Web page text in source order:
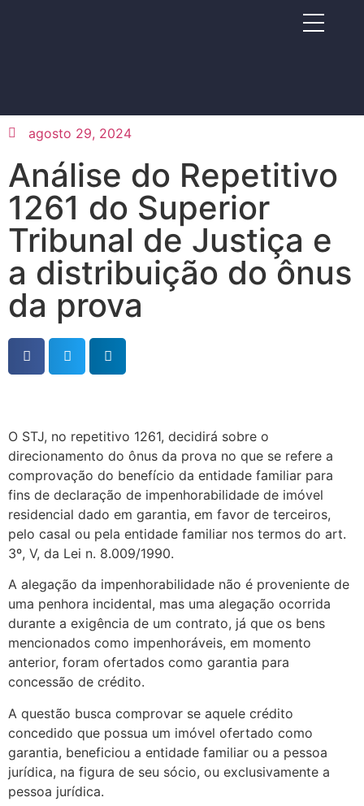
agosto 29, 2024
Análise do Repetitivo
1261 do Superior
Tribunal de Justiça e
a distribuição do ônus
da prova
O STJ, no repetitivo 1261, decidirá sobre o
direcionamento do ônus da prova no que se refere a
comprovação do benefício da entidade familiar para
fins de declaração de impenhorabilidade de imóvel
residencial dado em garantia, em favor de terceiros,
pelo casal ou pela entidade familiar nos termos do art.
3º, V, da Lei n. 8.009/1990.
A alegação da impenhorabilidade não é proveniente de
uma penhora incidental, mas uma alegação ocorrida
durante a exigência de um contrato, já que os bens
mencionados como impenhoráveis, em momento
anterior, foram ofertados como garantia para
concessão de crédito.
A questão busca comprovar se aquele crédito
concedido que possua um imóvel ofertado como
garantia, beneficiou a entidade familiar ou a pessoa
jurídica, na figura de seu sócio, ou exclusivamente a
pessoa jurídica.